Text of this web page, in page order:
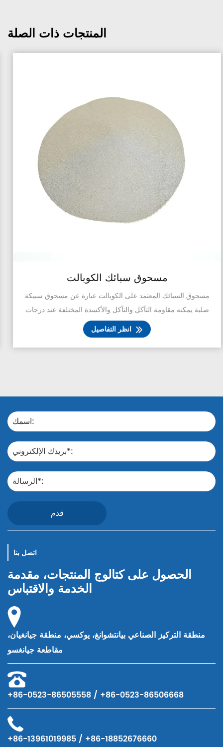
المنتجات ذات الصلة
مسحوق سبائك الكوبالت
مسحوق السبائك المعتمد على الكوبالت عبارة عن مسحوق سبيكة
صلبة يمكنه مقاومة التآكل والتآكل والأكسدة المختلفة عند درجات
الحرارة العالية. أنه يحتوي على نسبة كبيرة من الكروم، وW،
وكمية صغيرة من عناصر Ni، M...
انظر التفاصيل
قدم
اتصل بنا
الحصول على كتالوج المنتجات، مقدمة
الخدمة والاقتباس
منطقة التركيز الصناعي بيانتشوانغ، يوكسي، منطقة جيانغيان،
مقاطعة جيانغسو
+86-0523-86505558 / +86-0523-86506668
+86-13961019985 / +86-18852676660